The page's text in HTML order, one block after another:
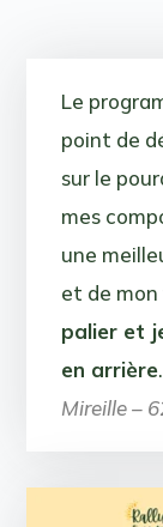
Le
point de
sur le
mes
une
et de
palier et
en arrière.
Mireille –